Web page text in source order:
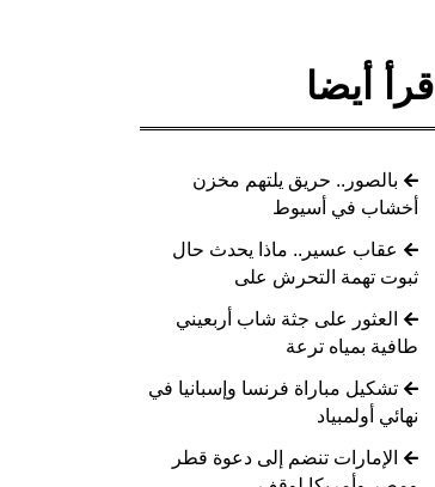
اقرأ أيضا
بالصور.. حريق يلتهم مخزن
أخشاب في أسيوط
عقاب عسير.. ماذا يحدث حال
ثبوت تهمة التحرش على
العثور على جثة شاب أربعيني
طافية بمياه ترعة
تشكيل مباراة فرنسا وإسبانيا في
نهائي أولمبياد
الإمارات تنضم إلى دعوة قطر